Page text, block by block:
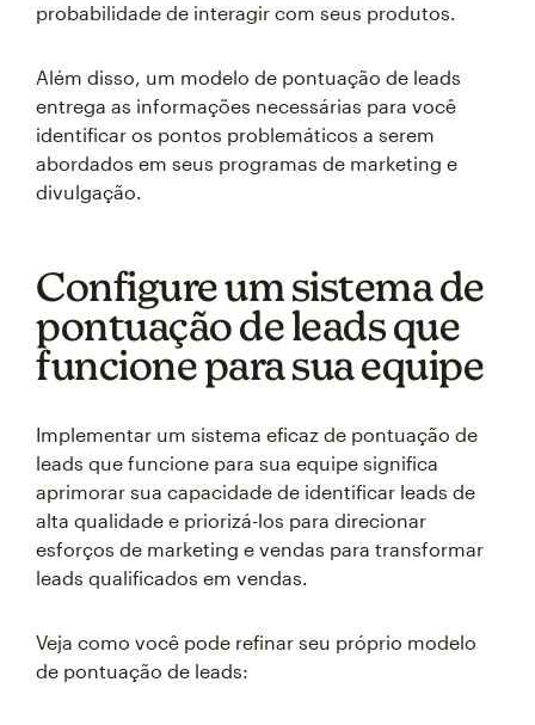
probabilidade de interagir com seus produtos.
Além disso, um modelo de pontuação de leads
entrega as informações necessárias para você
identificar os pontos problemáticos a serem
abordados em seus programas de marketing e
divulgação.
Configure um sistema de
pontuação de leads que
funcione para sua equipe
Implementar um sistema eficaz de pontuação de
leads que funcione para sua equipe significa
aprimorar sua capacidade de identificar leads de
alta qualidade e priorizá-los para direcionar
esforços de marketing e vendas para transformar
leads qualificados em vendas.
Veja como você pode refinar seu próprio modelo
de pontuação de leads: